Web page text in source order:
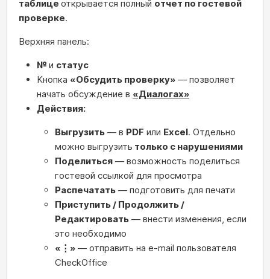
таблице открывается полный отчет по гостевой
проверке.
Верхняя панель:
№ и статус
Кнопка «Обсудить проверку» — позволяет
начать обсуждение в «Диалогах»
Действия:
Выгрузить — в PDF или Excel. Отдельно
можно выгрузить только с нарушениями
Поделиться — возможность поделиться
гостевой ссылкой для просмотра
Распечатать — подготовить для печати
Приступить / Продолжить /
Редактировать — внести изменения, если
это необходимо
«⋮» — отправить на e-mail пользователя
CheckOffice